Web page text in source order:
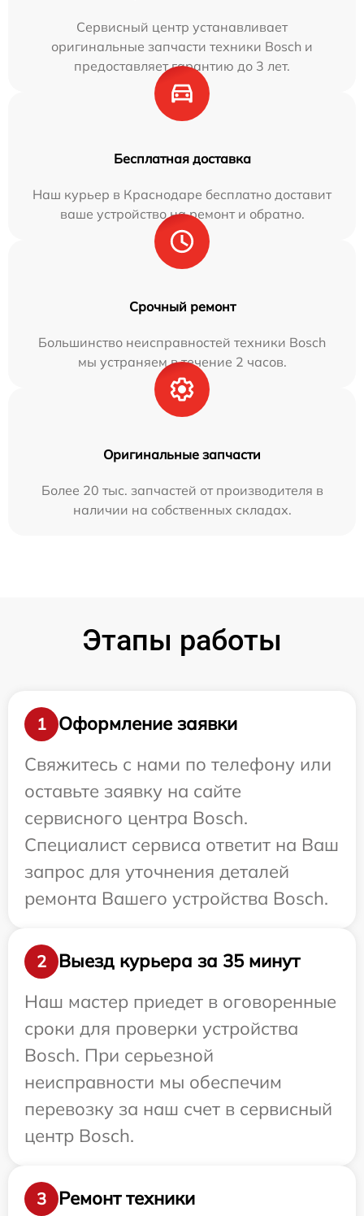
Сервисный центр устанавливает
оригинальные запчасти техники Bosch и
предоставляет гарантию до 3 лет.
Бесплатная доставка
Наш курьер в Краснодаре бесплатно доставит
ваше устройство на ремонт и обратно.
Срочный ремонт
Большинство неисправностей техники Bosch
мы устраняем в течение 2 часов.
Оригинальные запчасти
Более 20 тыс. запчастей от производителя в
наличии на собственных складах.
Этапы работы
1
Оформление заявки
Свяжитесь с нами по телефону или
оставьте заявку на сайте
сервисного центра Bosch.
Специалист сервиса ответит на Ваш
запрос для уточнения деталей
ремонта Вашего устройства Bosch.
2
Выезд курьера за 35 минут
Наш мастер приедет в оговоренные
сроки для проверки устройства
Bosch. При серьезной
неисправности мы обеспечим
перевозку за наш счет в сервисный
центр Bosch.
3 Ремонт техники